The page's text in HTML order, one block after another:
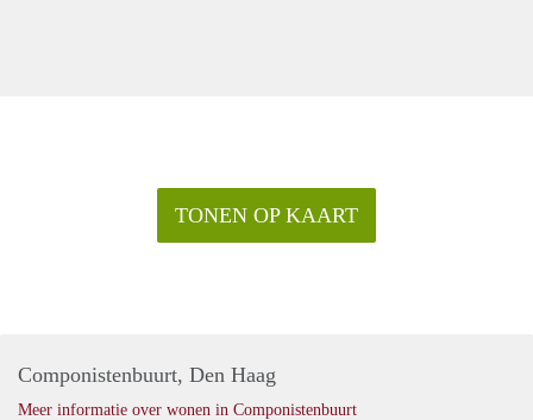
TONEN OP KAART
Componistenbuurt, Den Haag
Meer informatie over wonen in Componistenbuurt